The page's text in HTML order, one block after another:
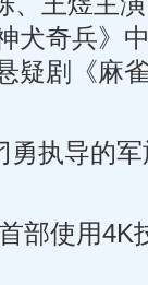
犬奇兵》
疑剧《麻
执导的军
使用4K